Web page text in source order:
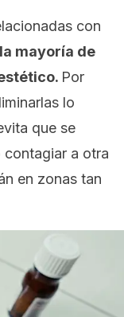
con
la mayoría de
Por
lo
que se
contagiar a otra
en zonas tan